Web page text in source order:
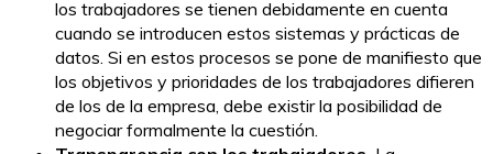
los trabajadores se tienen debidamente en cuenta
cuando se introducen estos sistemas y prácticas de
datos. Si en estos procesos se pone de manifiesto que
los objetivos y prioridades de los trabajadores difieren
de los de la empresa, debe existir la posibilidad de
negociar formalmente la cuestión.